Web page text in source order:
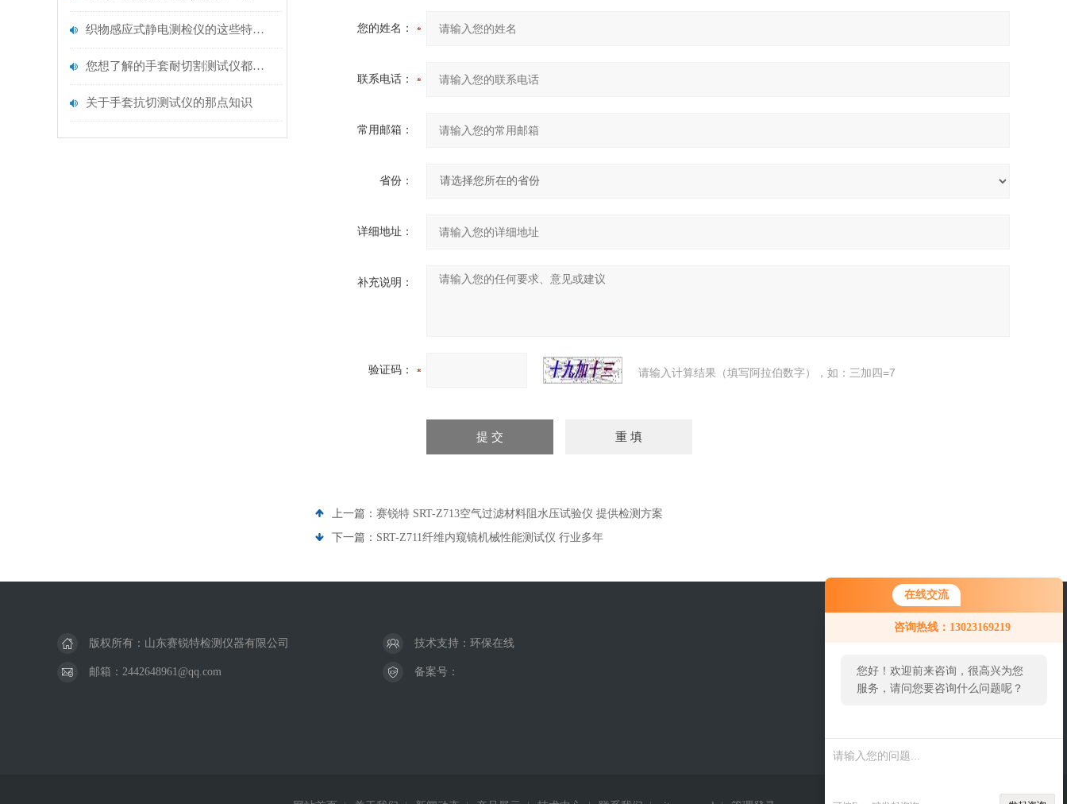
在线交流
咨询热线：13023169219
您好！欢迎前来咨询，很高兴为您
服务，请问您要咨询什么问题呢？
织物感应式静电测检仪的这些特点很少有人都知道
您想了解的手套耐切割测试仪都在这里了
关于手套抗切测试仪的那点知识
您的姓名：
联系电话：
常用邮箱：
省份：
详细地址：
补充说明：
验证码： 请输入计算结果（填写阿拉伯数字），如：三加四=7
上一篇： 赛锐特 SRT-Z713空气过滤材料阻水压试验仪 提供检测方案
下一篇： SRT-Z711纤维内窥镜机械性能测试仪 行业多年
版权所有：山东赛锐特检测仪器有限公司 技术支持： 环保在线
邮箱：2442648961@qq.com 备案号：